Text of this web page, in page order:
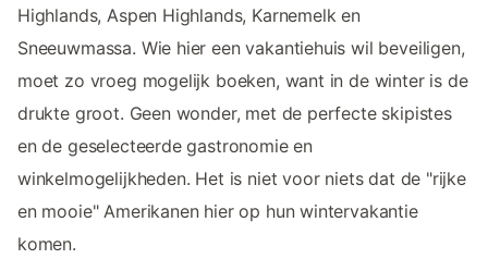
Highlands, Aspen Highlands, Karnemelk en
Sneeuwmassa. Wie hier een vakantiehuis wil beveiligen,
moet zo vroeg mogelijk boeken, want in de winter is de
drukte groot. Geen wonder, met de perfecte skipistes
en de geselecteerde gastronomie en
winkelmogelijkheden. Het is niet voor niets dat de "rijke
en mooie" Amerikanen hier op hun wintervakantie
komen.